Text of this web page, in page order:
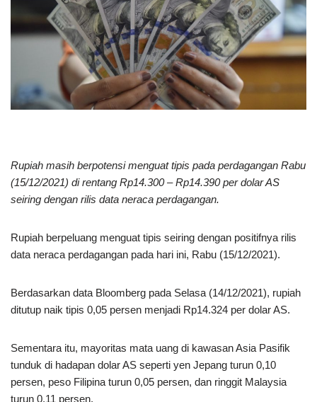
Rupiah masih berpotensi menguat tipis pada perdagangan Rabu
(15/12/2021) di rentang Rp14.300 – Rp14.390 per dolar AS
seiring dengan rilis data neraca perdagangan.
Rupiah berpeluang menguat tipis seiring dengan positifnya rilis
data neraca perdagangan pada hari ini, Rabu (15/12/2021).
Berdasarkan data Bloomberg pada Selasa (14/12/2021), rupiah
ditutup naik tipis 0,05 persen menjadi Rp14.324 per dolar AS.
Sementara itu, mayoritas mata uang di kawasan Asia Pasifik
tunduk di hadapan dolar AS seperti yen Jepang turun 0,10
persen, peso Filipina turun 0,05 persen, dan ringgit Malaysia
turun 0,11 persen.